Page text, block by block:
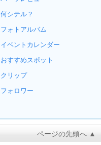
何シテル？
フォトアルバム
イベントカレンダー
おすすめスポット
クリップ
フォロワー
ページの先頭へ ▲